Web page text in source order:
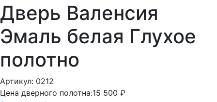
Дверь Валенсия
Эмаль белая Глухое
полотно
Артикул: 0212
Цена дверного полотна:15 500 ₽